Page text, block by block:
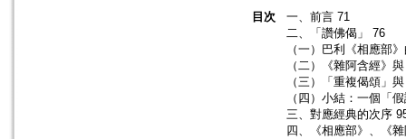
目次
一、前言 71
二、「讚佛偈」 76
（一）巴利《相應部
（二）《雜阿含經》
（三）「重複偈頌」
（四）小結：一個「
三、對應經典的次序
四、《相應部》、《